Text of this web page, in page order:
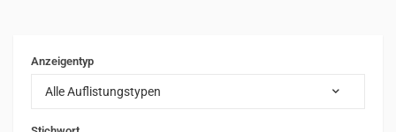
Anzeigentyp
Alle Auflistungstypen